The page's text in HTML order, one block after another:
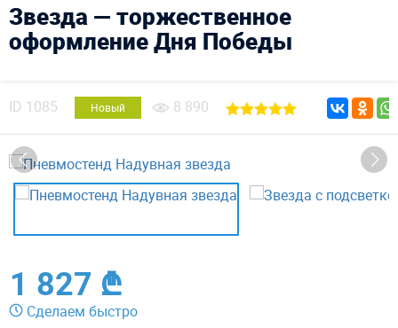
Звезда — торжественное
оформление Дня Победы
ID 1085 Новый 8 890
1 827 ₾
Сделаем быстро